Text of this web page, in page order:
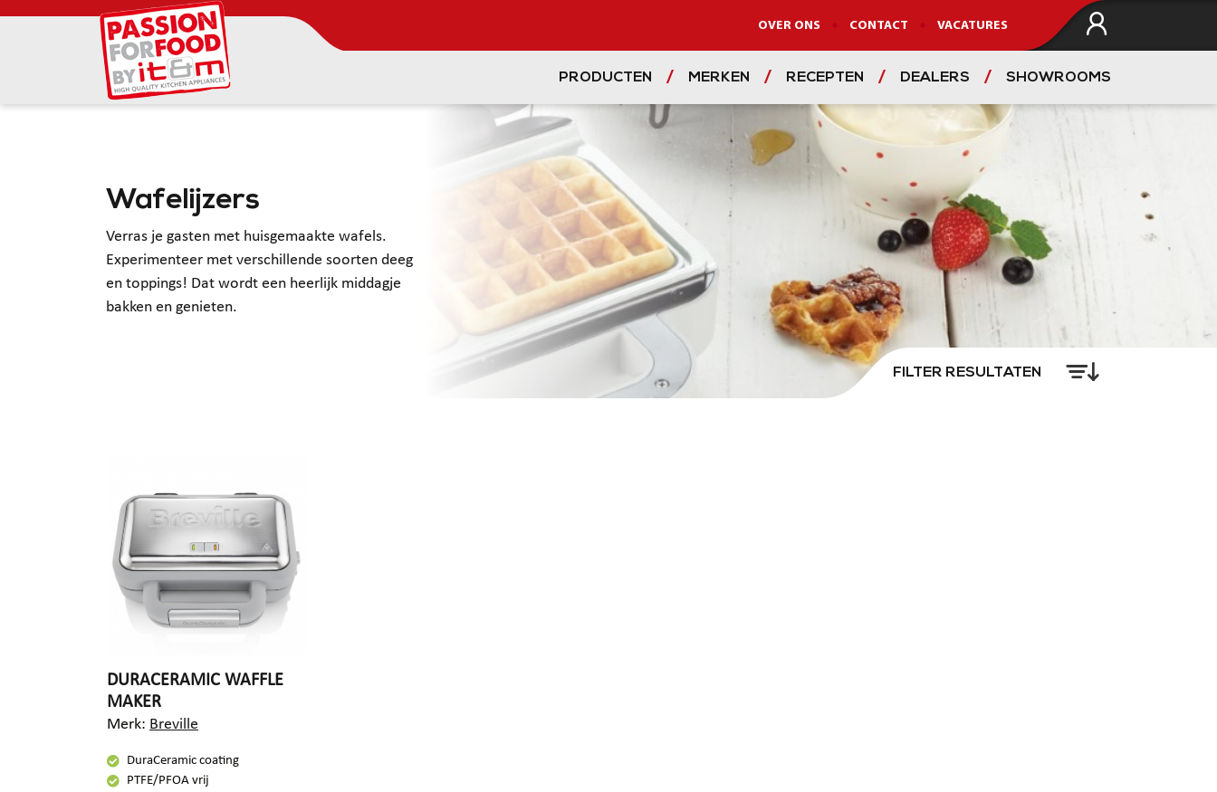
OVER ONS CONTACT VACATURES
PRODUCTEN MERKEN RECEPTEN DEALERS SHOWROOMS
VIND EEN DEALER
Wafelijzers
Verras je gasten met huisgemaakte wafels.
Experimenteer met verschillende soorten deeg
en toppings! Dat wordt een heerlijk middagje
bakken en genieten.
FILTER RESULTATEN
DURACERAMIC WAFFLE
MAKER
Merk: Breville
DuraCeramic coating
PTFE/PFOA vrij